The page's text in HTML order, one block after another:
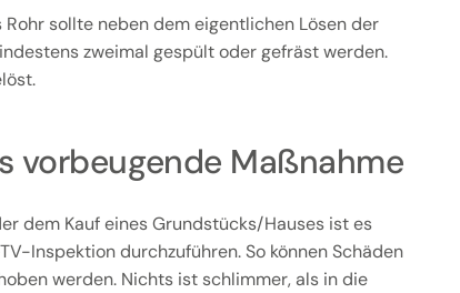
sollte neben dem eigentlichen Lösen der
zweimal gespült oder gefräst werden.
vorbeugende Maßnahme
dem Kauf eines Grundstücks/Hauses ist es
Inspektion durchzuführen. So können Schäden
werden. Nichts ist schlimmer, als in die